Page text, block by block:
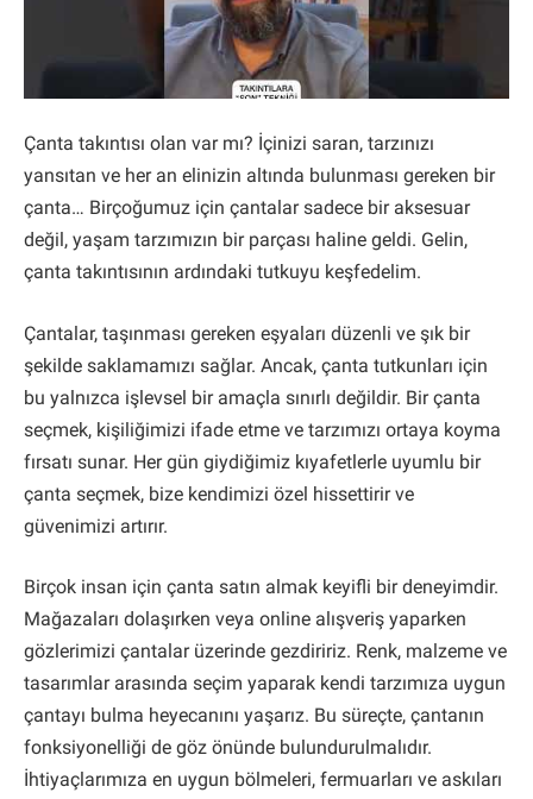
Çanta takıntısı olan var mı? İçinizi saran, tarzınızı
yansıtan ve her an elinizin altında bulunması gereken bir
çanta… Birçoğumuz için çantalar sadece bir aksesuar
değil, yaşam tarzımızın bir parçası haline geldi. Gelin,
çanta takıntısının ardındaki tutkuyu keşfedelim.
Çantalar, taşınması gereken eşyaları düzenli ve şık bir
şekilde saklamamızı sağlar. Ancak, çanta tutkunları için
bu yalnızca işlevsel bir amaçla sınırlı değildir. Bir çanta
seçmek, kişiliğimizi ifade etme ve tarzımızı ortaya koyma
fırsatı sunar. Her gün giydiğimiz kıyafetlerle uyumlu bir
çanta seçmek, bize kendimizi özel hissettirir ve
güvenimizi artırır.
Birçok insan için çanta satın almak keyifli bir deneyimdir.
Mağazaları dolaşırken veya online alışveriş yaparken
gözlerimizi çantalar üzerinde gezdiririz. Renk, malzeme ve
tasarımlar arasında seçim yaparak kendi tarzımıza uygun
çantayı bulma heyecanını yaşarız. Bu süreçte, çantanın
fonksiyonelliği de göz önünde bulundurulmalıdır.
İhtiyaçlarımıza en uygun bölmeleri, fermuarları ve askıları